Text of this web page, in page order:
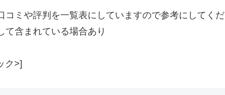
コミや評判を一覧表にしていますので参考にしてく
て含まれている場合あり
ク>]